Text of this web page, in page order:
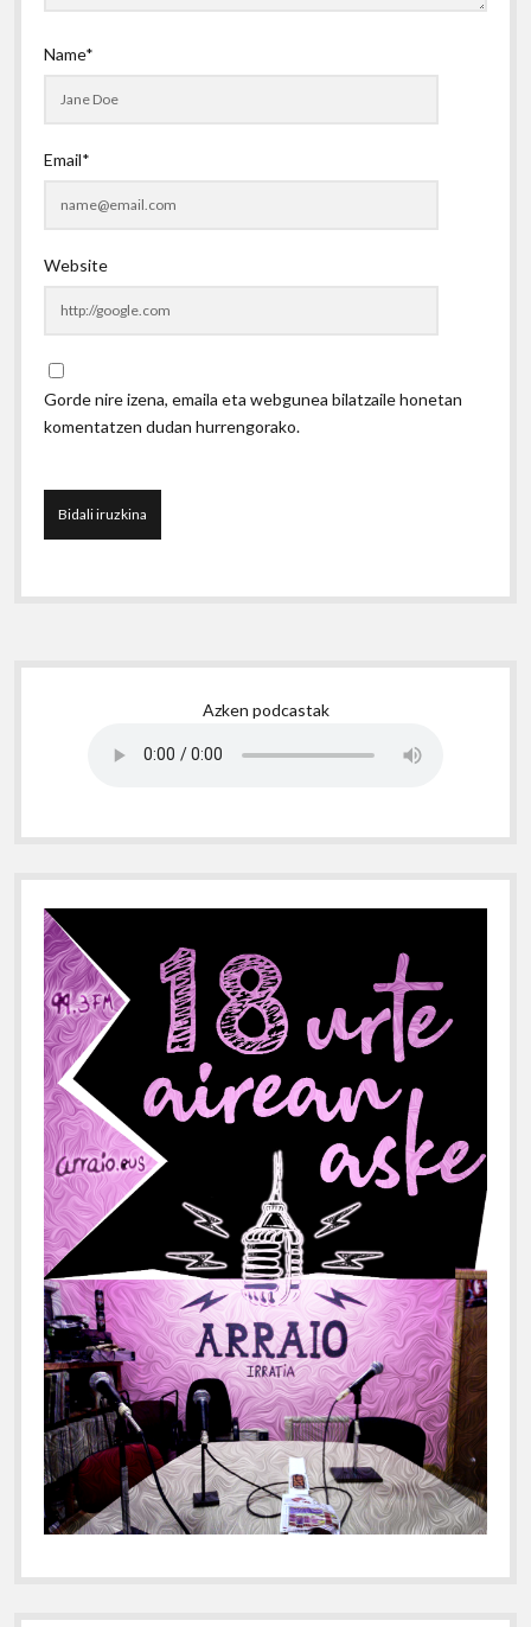
Name*
Email*
Website
Gorde nire izena, emaila eta webgunea bilatzaile honetan
komentatzen dudan hurrengorako.
Sidebar
Azken podcastak